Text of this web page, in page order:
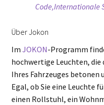
Code,Internationale
Über Jokon
Im JOKON-Programm
hochwertige Leuchten,
Ihres Fahrzeuges betonen
Egal, ob Sie eine Leuchte
einen Rollstuhl, ein